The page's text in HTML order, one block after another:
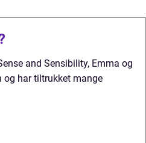
and Sensibility, Emma og
og har tiltrukket mange